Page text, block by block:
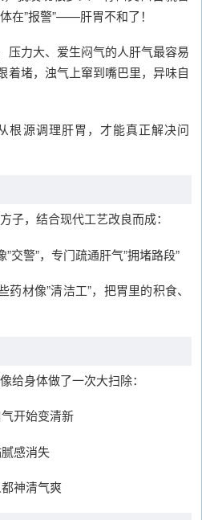
在”报警”——肝胃不和了！
压力大、爱生闷气的人肝气最容易
着堵，浊气上窜到嘴巴里，异味自
根源调理肝胃，才能真正解决问
子，结合现代工艺改良而成：
交警”，专门疏通肝气”拥堵路段”
材像”清洁工”，把胃里的积食、
给身体做了一次大扫除：
开始变清新
感消失
神清气爽